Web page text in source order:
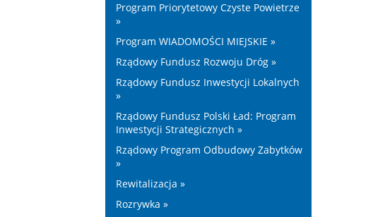
Program Priorytetowy Czyste Powietrze
»
Program WIADOMOŚCI MIEJSKIE »
Rządowy Fundusz Rozwoju Dróg »
Rządowy Fundusz Inwestycji Lokalnych
»
Rządowy Fundusz Polski Ład: Program
Inwestycji Strategicznych »
Rządowy Program Odbudowy Zabytków
»
Rewitalizacja »
Rozrywka »